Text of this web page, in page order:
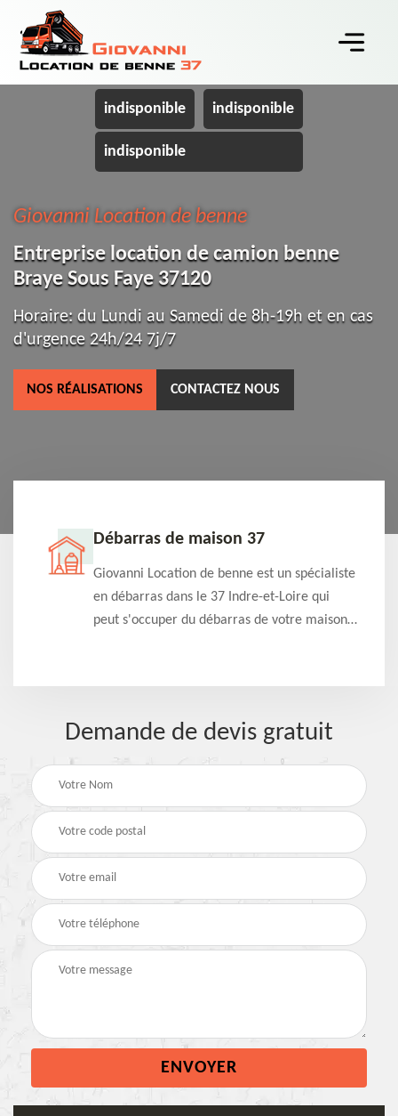
indisponible indisponible
indisponible
Giovanni Location de benne
Entreprise location de camion benne
Braye Sous Faye 37120
Horaire: du Lundi au Samedi de 8h-19h et en cas
d'urgence 24h/24 7j/7
NOS RÉALISATIONS CONTACTEZ NOUS
Débarras de maison 37
Giovanni Location de benne est un spécialiste
en débarras dans le 37 Indre-et-Loire qui
peut s'occuper du débarras de votre maison
Demande de devis gratuit